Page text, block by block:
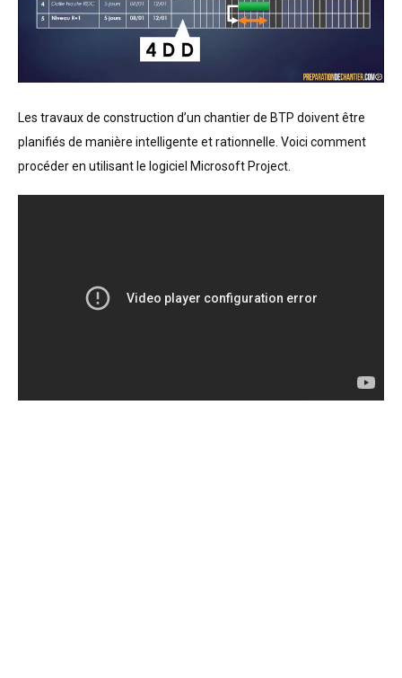
Les travaux de construction d’un chantier de BTP doivent être
planifiés de manière intelligente et rationnelle. Voici comment
procéder en utilisant le logiciel Microsoft Project.